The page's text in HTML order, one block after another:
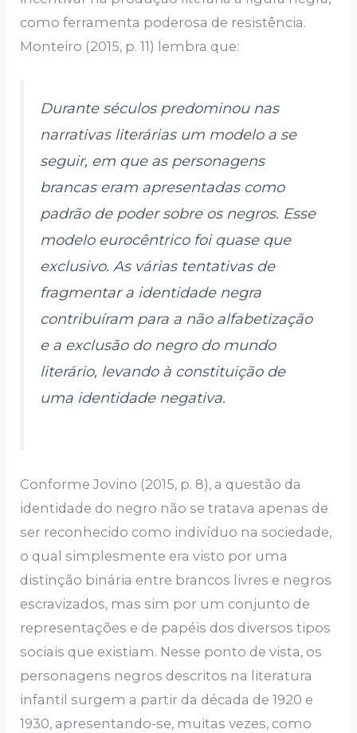
como ferramenta poderosa de resistência.
Monteiro (2015, p. 11) lembra que:
Durante séculos predominou nas
narrativas literárias um modelo a se
seguir, em que as personagens
brancas eram apresentadas como
padrão de poder sobre os negros. Esse
modelo eurocêntrico foi quase que
exclusivo. As várias tentativas de
fragmentar a identidade negra
contribuíram para a não alfabetização
e a exclusão do negro do mundo
literário, levando à constituição de
uma identidade negativa.
Conforme Jovino (2015, p. 8), a questão da
identidade do negro não se tratava apenas de
ser reconhecido como indivíduo na sociedade,
o qual simplesmente era visto por uma
distinção binária entre brancos livres e negros
escravizados, mas sim por um conjunto de
representações e de papéis dos diversos tipos
sociais que existiam. Nesse ponto de vista, os
personagens negros descritos na literatura
infantil surgem a partir da década de 1920 e
1930, apresentando-se, muitas vezes, como